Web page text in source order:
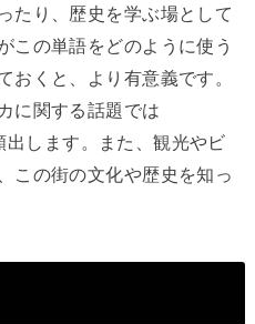
たり、歴史を学ぶ場として
この単語をどのように使う
おくと、より有意義です。
に関する話題では
出します。また、観光やビ
この街の文化や歴史を知っ